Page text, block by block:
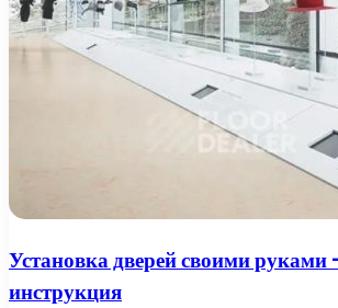
Установка дверей своими
инструкция